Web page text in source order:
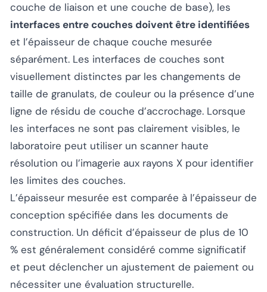
couche de liaison et une couche de base), les
interfaces entre couches doivent être identifiées
et l’épaisseur de chaque couche mesurée
séparément. Les interfaces de couches sont
visuellement distinctes par les changements de
taille de granulats, de couleur ou la présence d’une
ligne de résidu de couche d’accrochage. Lorsque
les interfaces ne sont pas clairement visibles, le
laboratoire peut utiliser un scanner haute
résolution ou l’imagerie aux rayons X pour identifier
les limites des couches.
L’épaisseur mesurée est comparée à l’épaisseur de
conception spécifiée dans les documents de
construction. Un déficit d’épaisseur de plus de 10
% est généralement considéré comme significatif
et peut déclencher un ajustement de paiement ou
nécessiter une évaluation structurelle.